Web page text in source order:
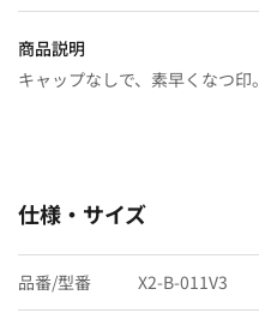
商品説明
キャップなしで、素早くなつ印。
仕様・サイズ
品番/型番 X2-B-011V3